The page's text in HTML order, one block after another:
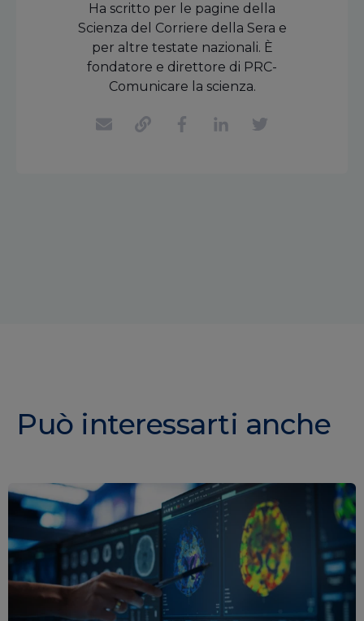
Ha scritto per le pagine della
Scienza del Corriere della Sera e
per altre testate nazionali. È
fondatore e direttore di PRC-
Comunicare la scienza.
Può interessarti anche